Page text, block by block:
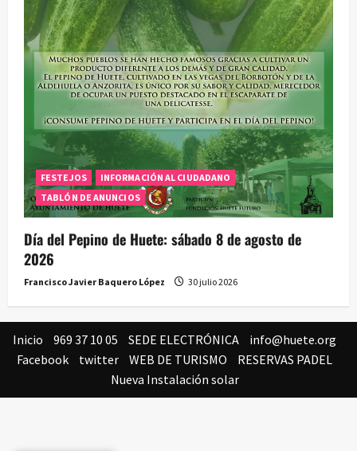
FESTEJOS
INFORMACIÓN AL CIUDADANO
TABLÓN DE ANUNCIOS
Día del Pepino de Huete: sábado 8 de agosto de
2026
Francisco Javier Baquero López 30 julio 2026
Inicio 969 37 10 05 SEDE ELECTRÓNICA
info@huete.org
Facebook
twitter WEB DE TURISMO
RESERVAS PADEL
Nueva Instalación solar